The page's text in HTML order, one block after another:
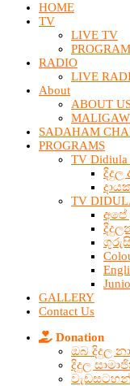
HOME
TV
LIVE TV
RADIO
LIVE
About
ABOUT
SADAHAM
PROGRAMS
TV Didiula
දිදුල
TV
අපේ
GALLERY
Contact Us
Donation
ඔබ දිදුල
දිදුල
වැඩසටහන්